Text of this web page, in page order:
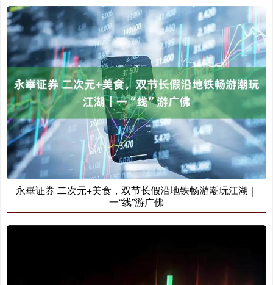
永崋证券 二次元+美食，双节长假沿地铁畅游潮玩江湖｜
一“线”游广佛